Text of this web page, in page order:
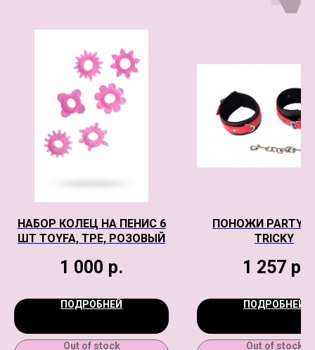
НАБОР КОЛЕЦ НА ПЕНИС 6
ШТ TOYFA, TPE, РОЗОВЫЙ
1 000 р.
ПОДРОБНЕЙ
Out of stock
ПОНОЖИ PARTY
TRICKY
1 257 р.
ПОДРОБНЕЙ
Out of stock